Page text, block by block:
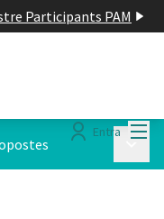
Participants PAM
Entra